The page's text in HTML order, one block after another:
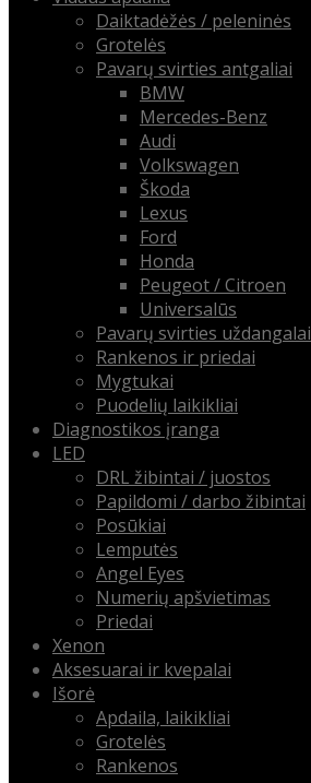
Daiktadėžės / peleninės
Grotelės
Pavarų svirties antgaliai
BMW
Mercedes-Benz
Audi
Volkswagen
Škoda
Lexus
Ford
Honda
Peugeot / Citroen
Universalūs
Pavarų svirties uždangalai
Rankenos ir priedai
Mygtukai
Puodelių laikikliai
Diagnostikos įranga
LED
DRL žibintai / juostos
Papildomi / darbo žibintai
Posūkiai
Lemputės
Angel Eyes
Numerių apšvietimas
Priedai
Xenon
Aksesuarai ir kvepalai
Išorė
Apdaila, laikikliai
Grotelės
Rankenos